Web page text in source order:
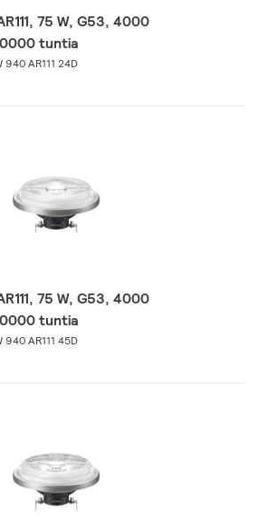
75 W, G53, 4000
tuntia
AR111 24D
75 W, G53, 4000
tuntia
AR111 45D